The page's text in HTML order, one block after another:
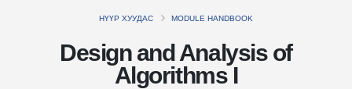
Design and Analysis of
Algorithms I
НҮҮР ХУУДАС MODULE HANDBOOK